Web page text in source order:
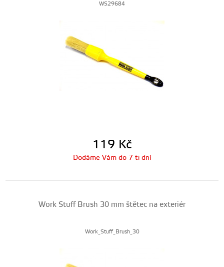
WS29684
119 Kč
Dodáme Vám do 7 ti dní
Work Stuff Brush 30 mm štětec na exteriér
Work_Stuff_Brush_30